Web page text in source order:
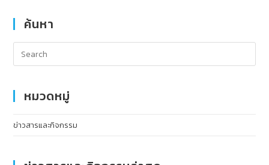
ค้นหา
หมวดหมู่
ข่าวสารและกิจกรรม